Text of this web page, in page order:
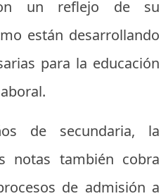
un reflejo de su
están desarrollando
para la educación
de secundaria, la
notas también cobra
de admisión a